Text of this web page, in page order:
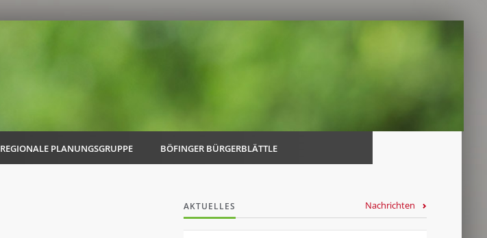
REGIONALE PLANUNGSGRUPPE BÖFINGER BÜRGERBLÄTTLE
AKTUELLES Nachrichten